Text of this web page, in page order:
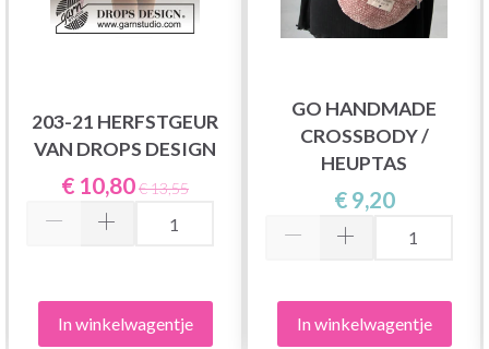
203-21 HERFSTGEUR
VAN DROPS DESIGN
€ 10,80€ 13,55
In winkelwagentje
GO HANDMADE
CROSSBODY /
HEUPTAS
€ 9,20
In winkelwagentje